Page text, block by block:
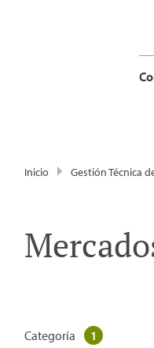
Inicio Gestión Técnica
Categoría 1